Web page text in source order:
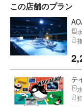
この店舗のプラン
テ